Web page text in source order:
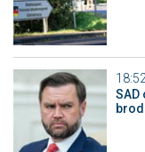
18:52
SAD